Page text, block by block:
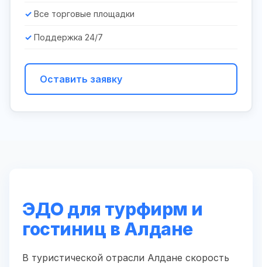
Все торговые площадки
Поддержка 24/7
Оставить заявку
ЭДО для турфирм и
гостиниц в Алдане
В туристической отрасли Алдане скорость